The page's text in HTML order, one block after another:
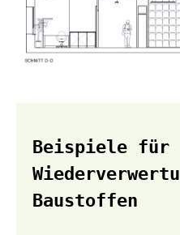
Beispiele für
Baustoffen